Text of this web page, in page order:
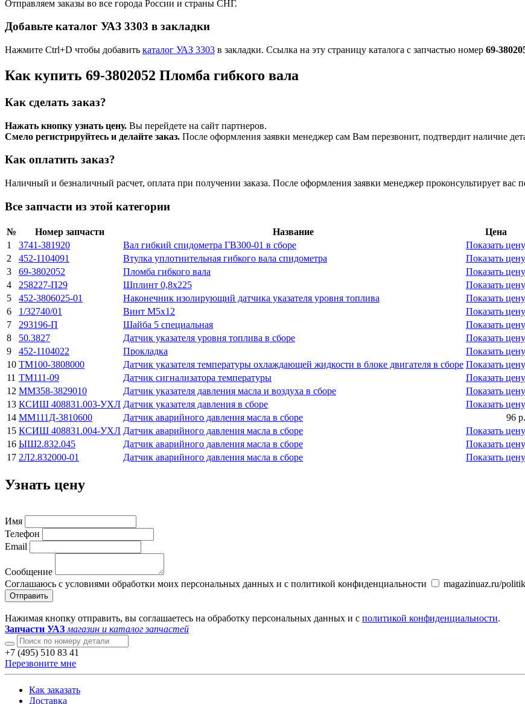
Отправляем заказы во все города России и страны СНГ.
Добавьте каталог УАЗ 3303 в закладки
Нажмите Ctrl+D чтобы добавить каталог УАЗ 3303 в закладки. Ссылка на эту страницу каталога с запчастью номер 69-
Как купить 69-3802052 Пломба гибкого вала
Как сделать заказ?
Нажать кнопку узнать цену. Вы перейдете на сайт партнеров.
Смело регистрируйтесь и делайте заказ. После оформления заявки менеджер сам Вам перезвонит, подтвердит наличие
Как оплатить заказ?
Наличный и безналичный расчет, оплата при получении заказа. После оформления заявки менеджер проконсультирует вас
Все запчасти из этой категории
№ Номер запчасти Название
Цена
1
3741-381920 Вал гибкий спидометра ГВ300-01 в сборе
Показать цену
2
452-1104091 Втулка уплотнительная гибкого вала спидометра
Показать цену
3
69-3802052 Пломба гибкого вала
Показать цену
4
258227-П29 Шплинт 0,8x225
Показать цену
5
452-3806025-01 Наконечник изолирующий датчика указателя уровня топлива
Показать цену
6
1/32740/01 Винт M5x12
Показать цену
7
293196-П Шайба 5 специальная
Показать цену
8
50.3827 Датчик указателя уровня топлива в сборе
Показать цену
9
452-1104022 Прокладка
Показать цену
10 TM100-3808000 Датчик указателя температуры охлаждающей жидкости в блоке двигателя в сборе Показать цену
11 TM111-09 Датчик сигнализатора температуры
Показать цену
12 MM358-3829010 Датчик указателя давления масла и воздуха в сборе
Показать цену
13 КСИШ 408831.003-УХЛ Датчик указателя давления в сборе
Показать цену
14 ММ111Д-3810600 Датчик аварийного давления масла в сборе
96 р.
15 КСИШ 408831.004-УХЛ Датчик аварийного давления масла в сборе
Показать цену
16 ЫШ2.832.045 Датчик аварийного давления масла в сборе
Показать цену
17 2Л2.832000-01 Датчик аварийного давления масла в сборе Показать цену
Узнать цену
Имя
Телефон
Email
Сообщение
Соглашаюсь с условиями обработки моих персональных данных и с политикой конфиденциальности
magazinuaz.ru/
Отправить
Нажимая кнопку отправить, вы соглашаетесь на обработку персональных данных и с политикой конфиденциальности.
Запчасти УАЗ магазин и каталог запчастей
+7 (495) 510 83 41
Перезвоните мне
Как заказать
Доставка